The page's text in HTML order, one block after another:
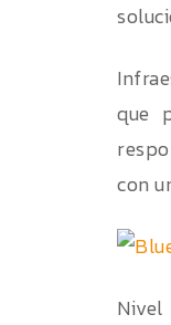
que
con